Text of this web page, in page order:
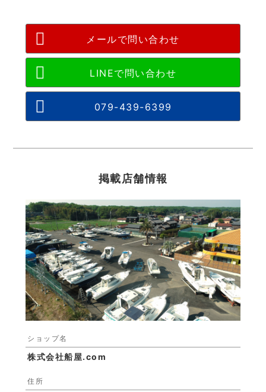
メールで問い合わせ
079-439-6399
掲載店舗情報
ショップ名
株式会社船屋.com
住所